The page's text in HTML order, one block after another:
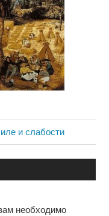
и слабости
необходимо